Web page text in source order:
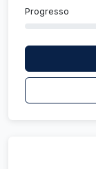
Progresso